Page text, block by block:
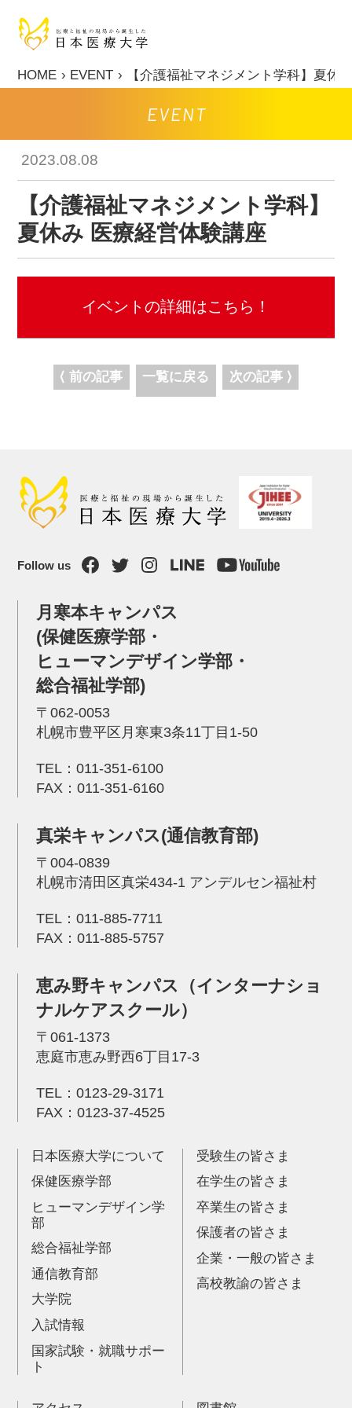
HOME EVENT 【介護福祉マネジメント学科】夏休
EVENT
2023.08.08
【介護福祉マネジメント学科】
夏休み 医療経営体験講座
イベントの詳細はこちら！
⟨ 前の記事 一覧に戻る 次の記事 ⟩
Follow us
月寒本キャンパス
(保健医療学部・
ヒューマンデザイン学部・
総合福祉学部)
〒062-0053
札幌市豊平区月寒東3条11丁目1-50
TEL： 011-351-6100
FAX：011-351-6160
真栄キャンパス(通信教育部)
〒004-0839
札幌市清田区真栄434-1 アンデルセン福祉村
TEL： 011-885-7711
FAX：011-885-5757
恵み野キャンパス（インターナショ
ナルケアスクール）
〒061-1373
恵庭市恵み野西6丁目17-3
TEL： 0123-29-3171
FAX：0123-37-4525
日本医療大学について
保健医療学部
ヒューマンデザイン学
部
総合福祉学部
通信教育部
大学院
入試情報
国家試験・就職サポー
ト
受験生の皆さま
在学生の皆さま
卒業生の皆さま
保護者の皆さま
企業・一般の皆さま
高校教諭の皆さま